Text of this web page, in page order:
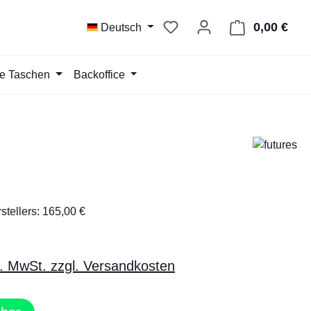
Deutsch
Du hast 0 Produkte auf
0,00 €
Taschen Backoffice
165,00 €
MwSt. zzgl. Versandkosten